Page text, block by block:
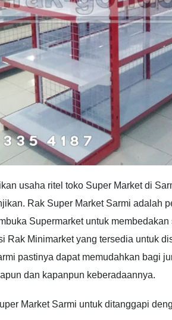
usaha ritel toko Super Market di
Rak Super Market Sarmi adalah
Supermarket untuk
Rak Minimarket yang tersedia untuk
pastinya dapat memudahkan bagi
dan kapanpun keberadaannya.
Market Sarmi untuk ditanggapi